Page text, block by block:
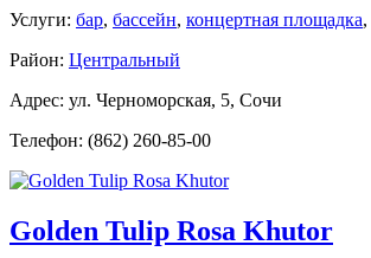
Услуги: бар, бассейн, концертная площадка,
Район: Центральный
Адрес: ул. Черноморская, 5, Сочи
Телефон: (862) 260-85-00
Golden Tulip Rosa Khutor